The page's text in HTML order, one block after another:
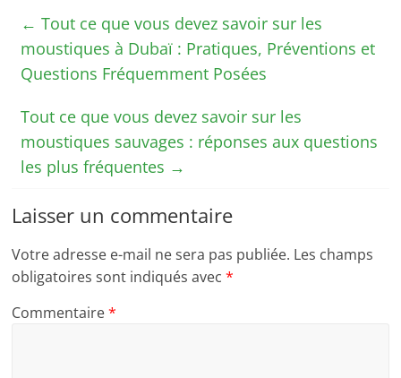
← Tout ce que vous devez savoir sur les
moustiques à Dubaï : Pratiques, Préventions et
Questions Fréquemment Posées
Tout ce que vous devez savoir sur les
moustiques sauvages : réponses aux questions
les plus fréquentes →
Laisser un commentaire
Votre adresse e-mail ne sera pas publiée. Les champs
obligatoires sont indiqués avec*
Commentaire*